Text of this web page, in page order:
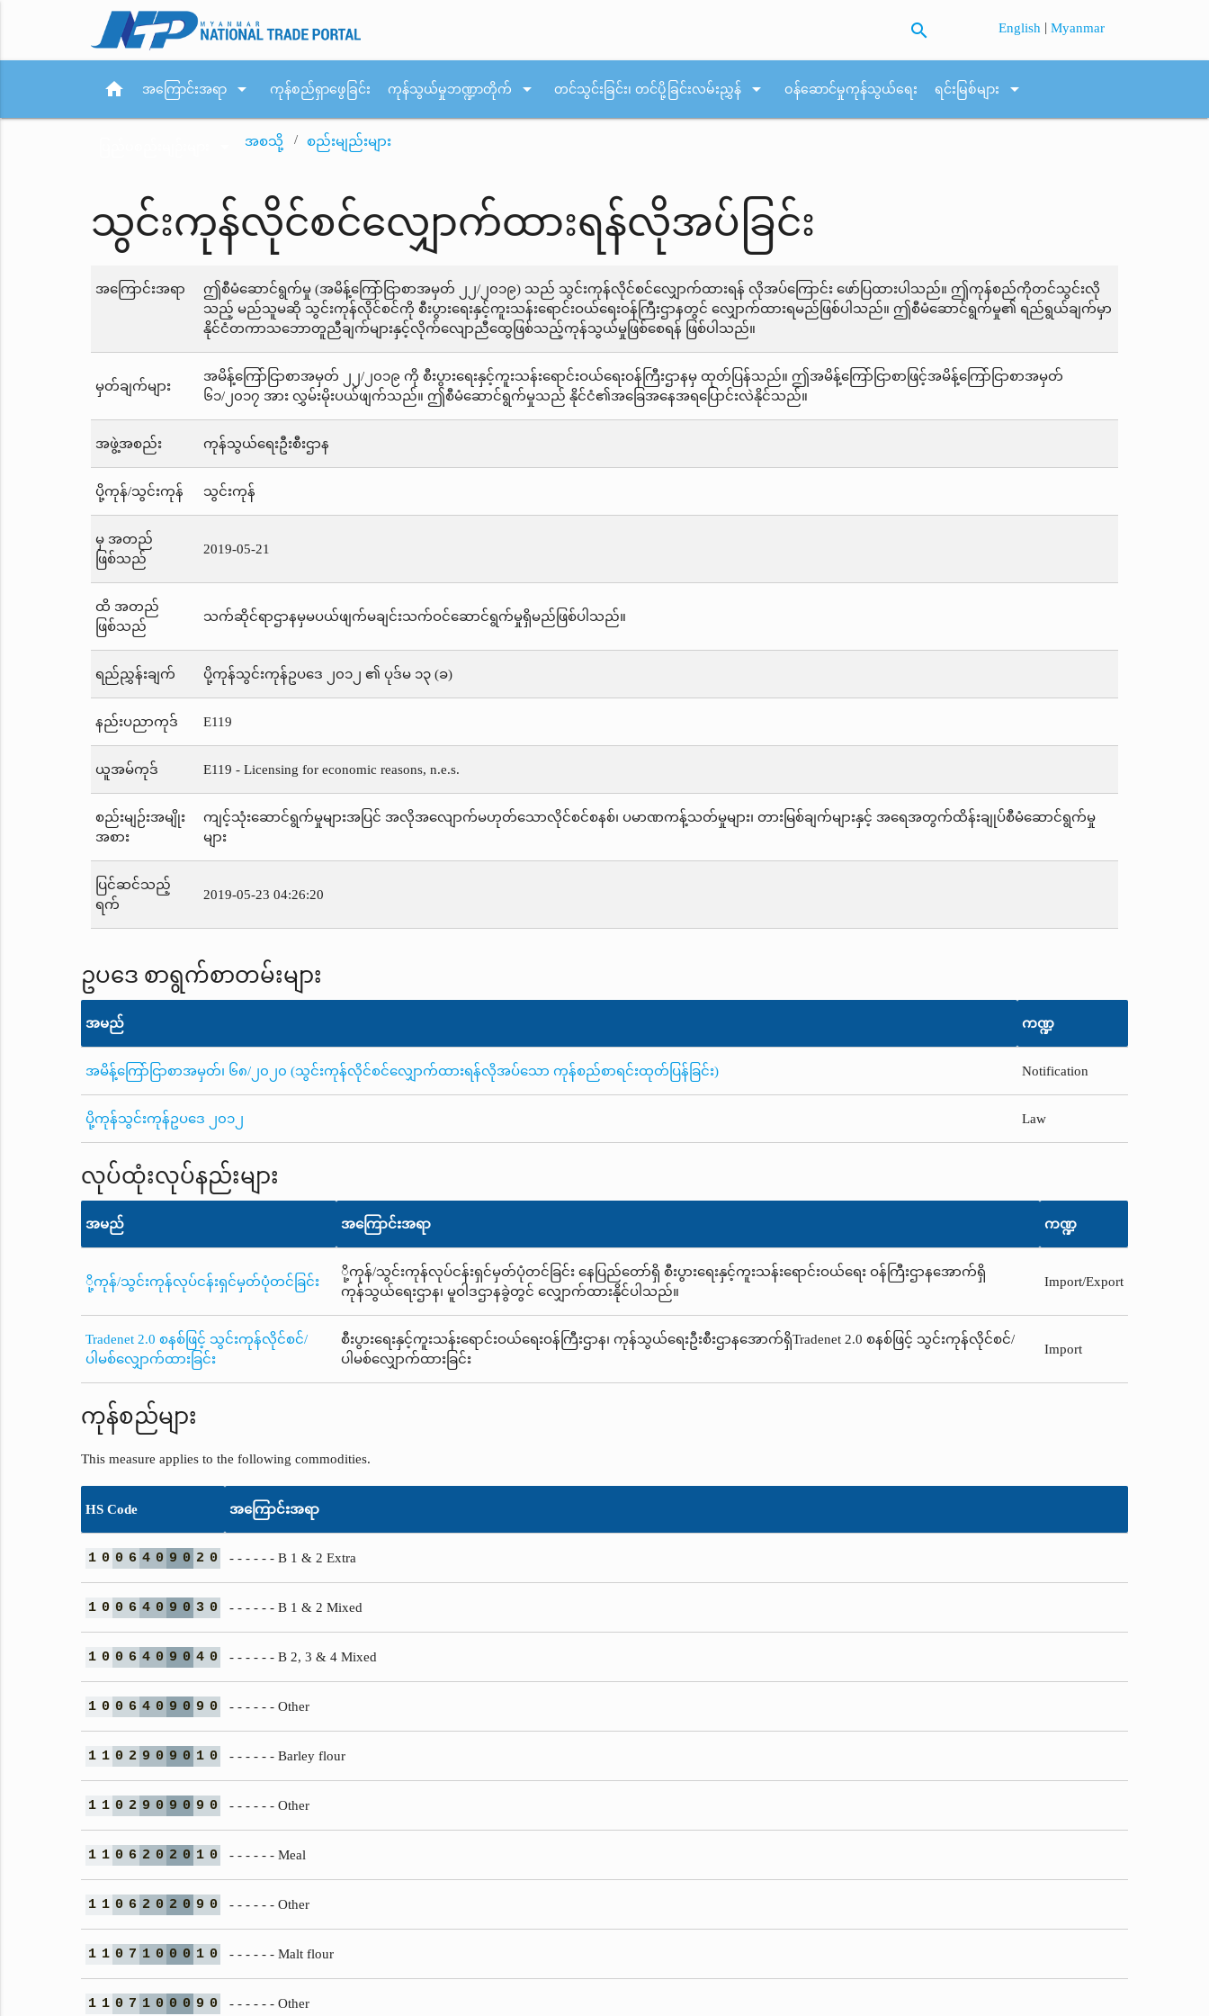
search English |Myanmar
home အကြောင်းအရာ arrow_drop_down ကုန်စည်ရှာဖွေခြင်း ကုန်သွယ်မှုဘဏ္ဍာတိုက် arrow_drop_down တင်သွင်းခြင်း၊ တင်ပို့ခြင်းလမ်းညွှန် arrow_drop_down ဝန်ဆောင်မှုကုန်သွယ်ရေး ရင်းမြစ်များ arrow_drop_down
အစသို့ စည်းမျည်းများ
သွင်းကုန်လိုင်စင်လျှောက်ထားရန်လိုအပ်ခြင်း
အကြောင်းအရာ
ဤစီမံဆောင်ရွက်မှု (အမိန့်ကြော်ငြာစာအမှတ် ၂၂/၂၀၁၉) သည် သွင်းကုန်လိုင်စင်လျှောက်ထားရန် လိုအပ်ကြောင်း ဖော်ပြထားပါသည်။ ဤကုန်စည်ကိုတင်သွင်းလို
သည့် မည်သူမဆို သွင်းကုန်လိုင်စင်ကို စီးပွားရေးနှင့်ကူးသန်းရောင်းဝယ်ရေးဝန်ကြီးဌာနတွင် လျှောက်ထားရမည်ဖြစ်ပါသည်။ ဤစီမံဆောင်ရွက်မှု၏ ရည်ရွယ်ချက်မှာ
နိုင်ငံတကာသဘောတူညီချက်များနှင့်လိုက်လျောညီထွေဖြစ်သည့်ကုန်သွယ်မှုဖြစ်စေရန် ဖြစ်ပါသည်။
မှတ်ချက်များ
အမိန့်ကြော်ငြာစာအမှတ် ၂၂/၂၀၁၉ ကို စီးပွားရေးနှင့်ကူးသန်းရောင်းဝယ်ရေးဝန်ကြီးဌာနမှ ထုတ်ပြန်သည်။ ဤအမိန့်ကြော်ငြာစာဖြင့်အမိန့်ကြော်ငြာစာအမှတ်
၆၁/၂၀၁၇ အား လွှမ်းမိုးပယ်ဖျက်သည်။ ဤစီမံဆောင်ရွက်မှုသည် နိုင်ငံ၏အခြေအနေအရပြောင်းလဲနိုင်သည်။
အဖွဲ့အစည်း ကုန်သွယ်ရေးဦးစီးဌာန
ပို့ကုန်/သွင်းကုန် သွင်းကုန်
မှ အတည်
ဖြစ်သည်
2019-05-21
ထိ အတည်
ဖြစ်သည်
သက်ဆိုင်ရာဌာနမှမပယ်ဖျက်မချင်းသက်ဝင်ဆောင်ရွက်မှုရှိမည်ဖြစ်ပါသည်။
ရည်ညွှန်းချက် ပို့ကုန်သွင်းကုန်ဥပဒေ ၂၀၁၂ ၏ ပုဒ်မ ၁၃ (ခ)
နည်းပညာကုဒ် E119
ယူအမ်ကုဒ် E119 - Licensing for economic reasons, n.e.s.
စည်းမျဉ်းအမျိုး
အစား
ကျင့်သုံးဆောင်ရွက်မှုများအပြင် အလိုအလျောက်မဟုတ်သောလိုင်စင်စနစ်၊ ပမာဏကန့်သတ်မှုများ၊ တားမြစ်ချက်များနှင့် အရေအတွက်ထိန်းချုပ်စီမံဆောင်ရွက်မှု
များ
ပြင်ဆင်သည့်
ရက်
2019-05-23 04:26:20
ဥပဒေ စာရွက်စာတမ်းများ
အမည် ကဏ္ဍ
အမိန့်ကြော်ငြာစာအမှတ်၊ ၆၈/၂၀၂၀ (သွင်းကုန်လိုင်စင်လျှောက်ထားရန်လိုအပ်သော ကုန်စည်စာရင်းထုတ်ပြန်ခြင်း) Notification
ပို့ကုန်သွင်းကုန်ဥပဒေ ၂၀၁၂ Law
လုပ်ထုံးလုပ်နည်းများ
အမည် အကြောင်းအရာ ကဏ္ဍ
ို့ကုန်/သွင်းကုန်လုပ်ငန်းရှင်မှတ်ပုံတင်ခြင်း
ို့ကုန်/သွင်းကုန်လုပ်ငန်းရှင်မှတ်ပုံတင်ခြင်း နေပြည်တော်ရှိ စီးပွားရေးနှင့်ကူးသန်းရောင်းဝယ်ရေး ဝန်ကြီးဌာနအောက်ရှိ
ကုန်သွယ်ရေးဌာန၊ မူဝါဒဌာနခွဲတွင် လျှောက်ထားနိုင်ပါသည်။
Import/Export
Tradenet 2.0 စနစ်ဖြင့် သွင်းကုန်လိုင်စင်/
ပါမစ်လျှောက်ထားခြင်း
စီးပွားရေးနှင့်ကူးသန်းရောင်းဝယ်ရေးဝန်ကြီးဌာန၊ ကုန်သွယ်ရေးဦးစီးဌာနအောက်ရှိTradenet 2.0 စနစ်ဖြင့် သွင်းကုန်လိုင်စင်/
ပါမစ်လျှောက်ထားခြင်း
Import
ကုန်စည်များ
This measure applies to the following commodities.
HS Code အကြောင်းအရာ
1 0 0 6 4 0 9 0 2 0 - - - - - - B 1 & 2 Extra
1 0 0 6 4 0 9 0 3 0 - - - - - - B 1 & 2 Mixed
1 0 0 6 4 0 9 0 4 0 - - - - - - B 2, 3 & 4 Mixed
1 0 0 6 4 0 9 0 9 0 - - - - - - Other
1 1 0 2 9 0 9 0 1 0 - - - - - - Barley flour
1 1 0 2 9 0 9 0 9 0 - - - - - - Other
1 1 0 6 2 0 2 0 1 0 - - - - - - Meal
1 1 0 6 2 0 2 0 9 0 - - - - - - Other
1 1 0 7 1 0 0 0 1 0 - - - - - - Malt flour
1 1 0 7 1 0 0 0 9 0 - - - - - - Other